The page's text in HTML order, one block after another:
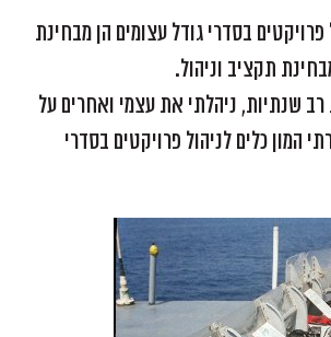
בסדרי גודל עצומים הן מבחינת
תקציב וניהול.
רב שנתיות, ניהלתי את עצמי ואחרים על
המון כלים לניהול פרויקטים בסדרי